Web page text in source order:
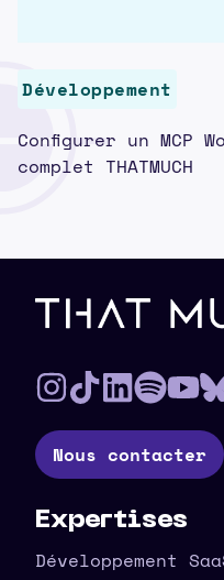
Développement
Configurer un MCP
complet THATMUCH
Pied de
Nous contacter
Expertises
Développement